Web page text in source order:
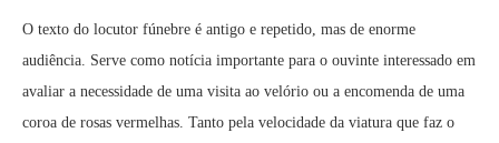
O texto do locutor fúnebre é antigo e repetido, mas de enorme
audiência. Serve como notícia importante para o ouvinte interessado em
avaliar a necessidade de uma visita ao velório ou a encomenda de uma
coroa de rosas vermelhas. Tanto pela velocidade da viatura que faz o